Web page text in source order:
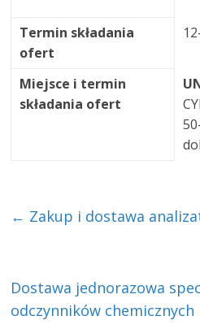
Termin składania
ofert
Miejsce i termin
składania ofert
← Zakup i dostawa
Dostawa jednorazowa
odczynników chemicznych